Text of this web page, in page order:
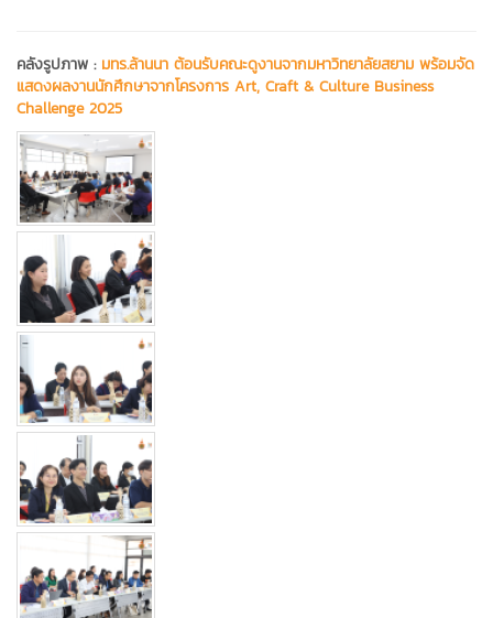
คลังรูปภาพ : มทร.ล้านนา ต้อนรับคณะดูงานจากมหาวิทยาลัยสยาม พร้อมจัด
แสดงผลงานนักศึกษาจากโครงการ Art, Craft & Culture Business
Challenge 2025